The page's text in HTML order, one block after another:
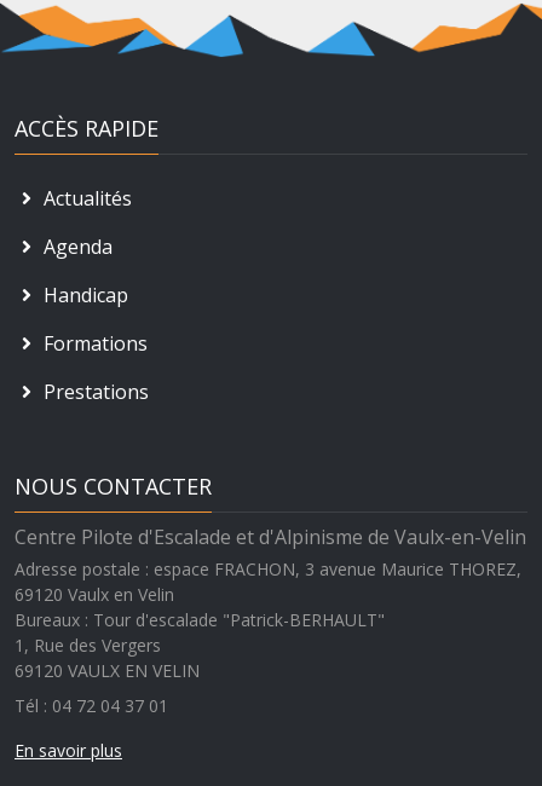
ACCÈS RAPIDE
Actualités
Agenda
Handicap
Formations
Prestations
NOUS CONTACTER
Centre Pilote d'Escalade et d'Alpinisme de Vaulx-en-Velin
Adresse postale : espace FRACHON, 3 avenue Maurice THOREZ,
69120 Vaulx en Velin
Bureaux : Tour d'escalade "Patrick-BERHAULT"
1, Rue des Vergers
69120 VAULX EN VELIN
Tél : 04 72 04 37 01
En savoir plus